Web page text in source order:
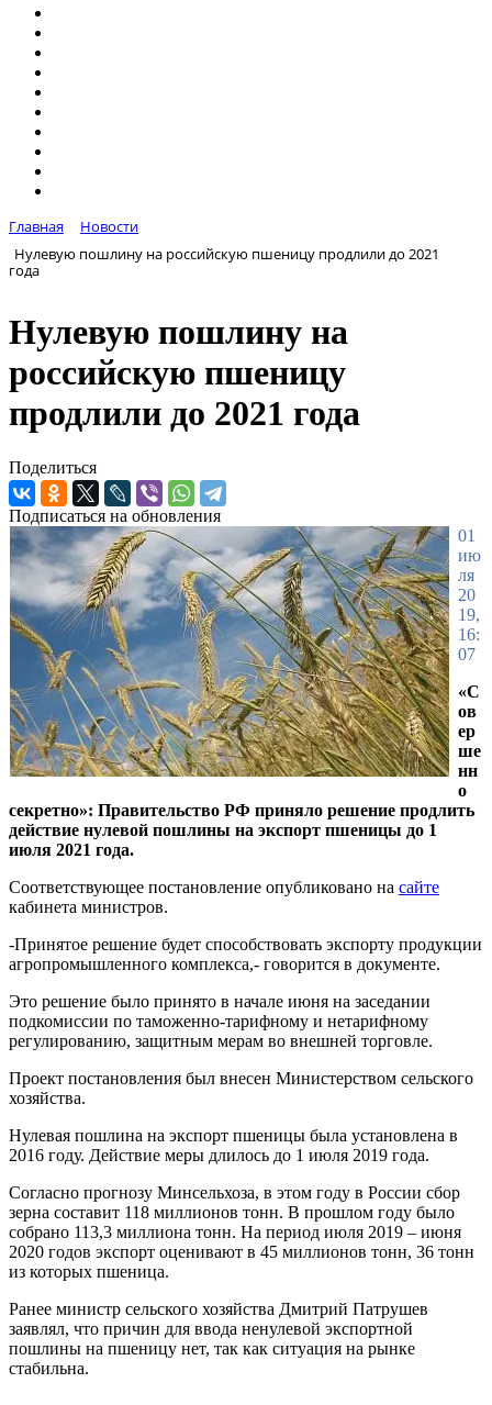
Главная
Новости
Нулевую пошлину на российскую пшеницу продлили до 2021
года
Нулевую пошлину на
российскую пшеницу
продлили до 2021 года
Поделиться
Подписаться на обновления
01
ию
ля
20
19,
16:
07
«С
ов
ер
ше
нн
о
секретно»: Правительство РФ приняло решение продлить
действие нулевой пошлины на экспорт пшеницы до 1
июля 2021 года.
Соответствующее постановление опубликовано на сайте
кабинета министров.
-Принятое решение будет способствовать экспорту продукции
агропромышленного комплекса,- говорится в документе.
Это решение было принято в начале июня на заседании
подкомиссии по таможенно-тарифному и нетарифному
регулированию, защитным мерам во внешней торговле.
Проект постановления был внесен Министерством сельского
хозяйства.
Нулевая пошлина на экспорт пшеницы была установлена в
2016 году. Действие меры длилось до 1 июля 2019 года.
Согласно прогнозу Минсельхоза, в этом году в России сбор
зерна составит 118 миллионов тонн. В прошлом году было
собрано 113,3 миллиона тонн. На период июля 2019 – июня
2020 годов экспорт оценивают в 45 миллионов тонн, 36 тонн
из которых пшеница.
Ранее министр сельского хозяйства Дмитрий Патрушев
заявлял, что причин для ввода ненулевой экспортной
пошлины на пшеницу нет, так как ситуация на рынке
стабильна.